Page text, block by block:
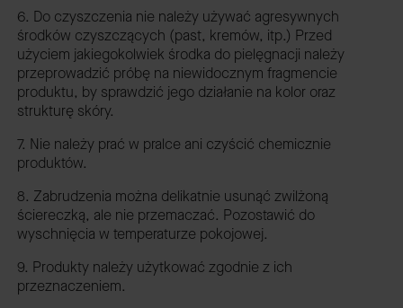
6. Do czyszczenia nie należy używać agresywnych
środków czyszczących (past, kremów, itp.) Przed
użyciem jakiegokolwiek środka do pielęgnacji należy
przeprowadzić próbę na niewidocznym fragmencie
produktu, by sprawdzić jego działanie na kolor oraz
strukturę skóry.
7. Nie należy prać w pralce ani czyścić chemicznie
produktów.
8. Zabrudzenia można delikatnie usunąć zwilżoną
ściereczką, ale nie przemaczać. Pozostawić do
wyschnięcia w temperaturze pokojowej.
9. Produkty należy użytkować zgodnie z ich
przeznaczeniem.